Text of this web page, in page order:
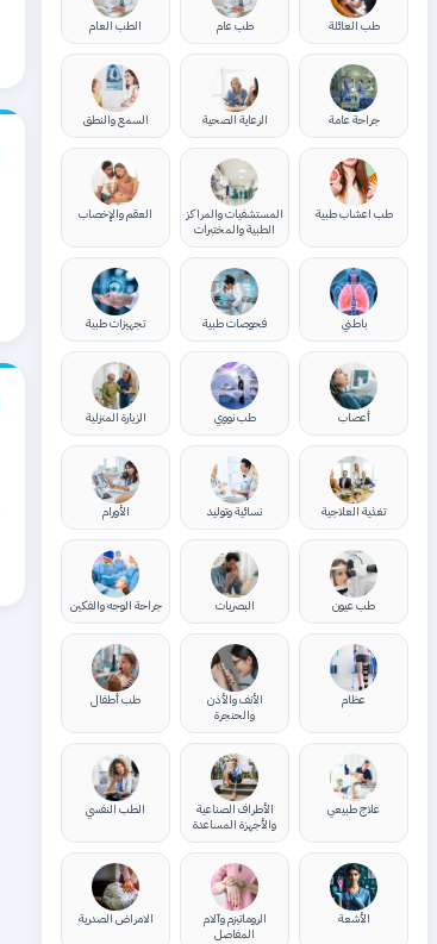
طب العائلة طب عام الطب العام
جراحة عامة الرعاية الصحية السمع والنطق
طب اعشاب طبية
المستشفيات والمراكز
الطبية والمختبرات
العقم والإخصاب
باطني فحوصات طبية تجهيزات طبية
أعصاب طب نووي الزيارة المنزلية
تغذية العلاجية نسائية وتوليد الأورام
طب عيون البصريات جراحة الوجه والفكين
عظام
الأنف والأذن
والحنجرة
طب أطفال
علاج طبيعي
الأطراف الصناعية
والأجهزة المساعدة
الطب النفسي
الأشعة
الروماتيزم وآلام
المفاصل
الامراض الصدرية